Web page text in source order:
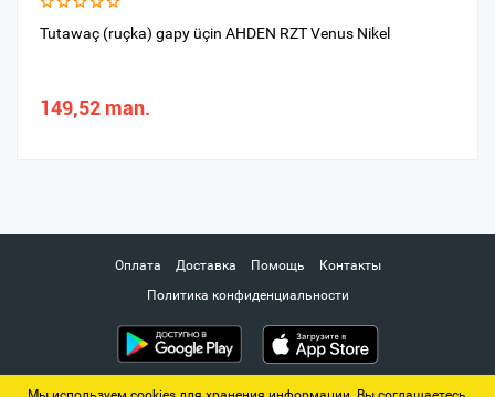
Tutawaç (ruçka) gapy üçin AHDEN RZT Venus Nikel
149,52 man.
Оплата Доставка Помощь
Контакты
Политика конфиденциальности